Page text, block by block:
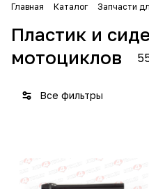
Главная Каталог Запчасти
Пластик и
мотоциклов
Все фильтры